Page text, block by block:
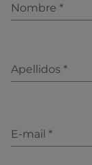
Nombre *
Apellidos *
E-mail *